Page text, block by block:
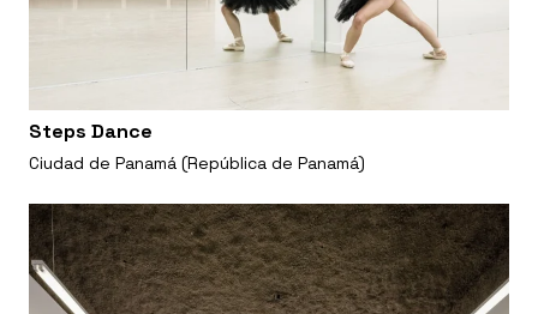
Steps Dance
Ciudad de Panamá (República de Panamá)